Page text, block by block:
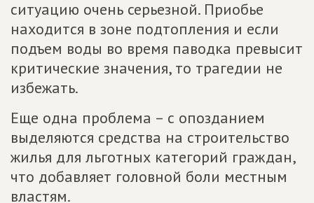
ситуацию очень серьезной. Приобье
находится в зоне подтопления и если
подъем воды во время паводка превысит
критические значения, то трагедии не
избежать.
Еще одна проблема – с опозданием
выделяются средства на строительство
жилья для льготных категорий граждан,
что добавляет головной боли местным
властям.